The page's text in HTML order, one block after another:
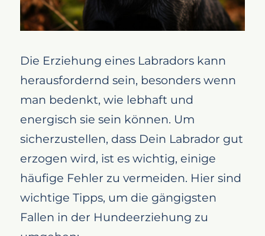
Die Erziehung eines Labradors kann
herausfordernd sein, besonders wenn
man bedenkt, wie lebhaft und
energisch sie sein können. Um
sicherzustellen, dass Dein Labrador gut
erzogen wird, ist es wichtig, einige
häufige Fehler zu vermeiden. Hier sind
wichtige Tipps, um die gängigsten
Fallen in der Hundeerziehung zu